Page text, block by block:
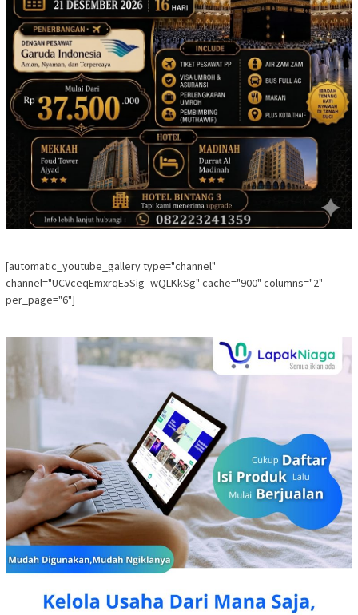
[automatic_youtube_gallery type="channel"
channel="UCVceqEmxrqE5Sig_wQLKkSg" cache="900" columns="2"
per_page="6"]